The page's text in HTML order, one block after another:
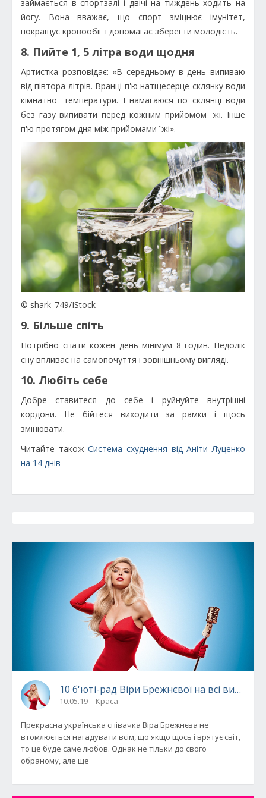
займається в спортзалі і двічі на тиждень ходить на
йогу. Вона вважає, що спорт зміцнює імунітет,
покращує кровообіг і допомагає зберегти молодість.
8. Пийте 1, 5 літра води щодня
Артистка розповідає: «В середньому в день випиваю
від півтора літрів. Вранці п'ю натщесерце склянку води
кімнатної температури. І намагаюся по склянці води
без газу випивати перед кожним прийомом їжі. Інше
п'ю протягом дня між прийомами їжі».
© shark_749/IStock
9. Більше спіть
Потрібно спати кожен день мінімум 8 годин. Недолік
сну впливає на самопочуття і зовнішньому вигляді.
10. Любіть себе
Добре ставитеся до себе і руйнуйте внутрішні
кордони. Не бійтеся виходити за рамки і щось
змінювати.
Читайте також Система схуднення від Аніти Луценко
на 14 днів
10 б'юті-рад Віри Брежнєвої на всі
10.05.19 Краса
Прекрасна українська співачка Віра Брежнєва не
втомлюється нагадувати всім, що якщо щось і врятує світ,
то це буде саме любов. Однак не тільки до свого
обраному, але ще